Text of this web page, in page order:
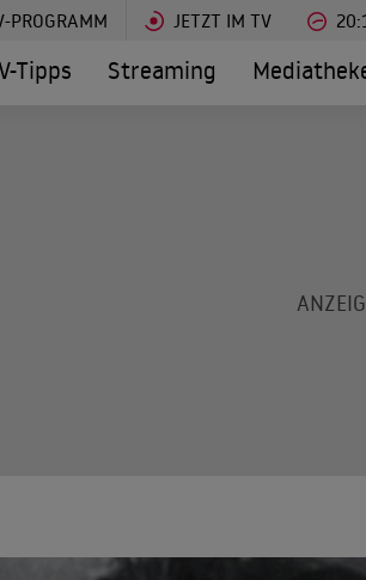
PROGRAMM JETZT IM TV
Tipps Streaming